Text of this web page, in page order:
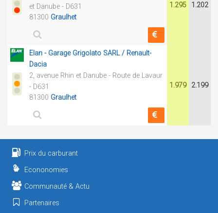
et Danube - D631
81300 Graulhet
1.295 1.202
Elan - Garage Grigolato SARL / Renault-
Dacia
2, avenue Rhin et Danube - Route de Lavaur
- D631
81300 Graulhet
1.979 2.199
Prix du carburant
Econonomies
Communauté & Actu
Partenaires